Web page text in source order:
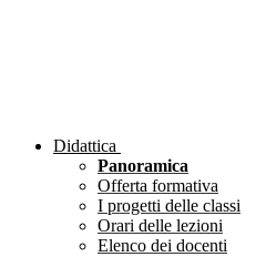
Didattica
Panoramica
Offerta formativa
I progetti delle classi
Orari delle lezioni
Elenco dei docenti